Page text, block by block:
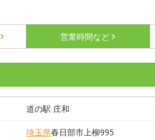
営業時間など
道の駅 庄和
埼玉県春日部市上柳995